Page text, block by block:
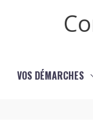
VOS DÉMARCHES